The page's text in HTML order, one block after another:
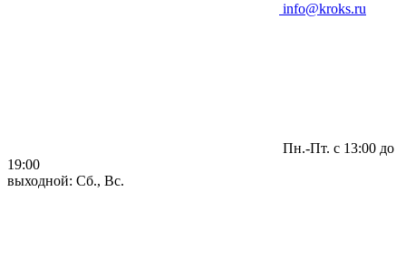
info@kroks.ru
Пн.-Пт. с 13:00 до
19:00
выходной: Сб., Вс.